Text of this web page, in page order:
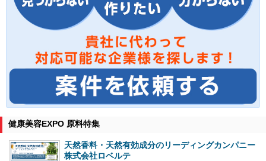
健康美容EXPO 原料特集
天然香料・天然有効成分のリーディングカンパニー
株式会社ロベルテ